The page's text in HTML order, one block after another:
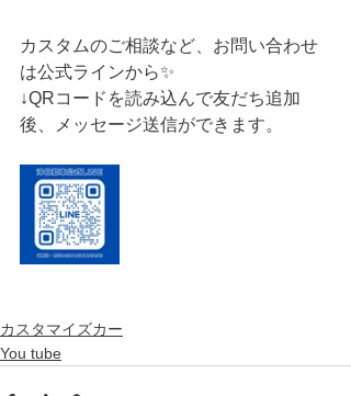
カスタムのご相談など、お問い合わせ
は公式ラインから✨
↓QRコードを読み込んで友だち追加
後、メッセージ送信ができます。
カスタマイズカー
You tube